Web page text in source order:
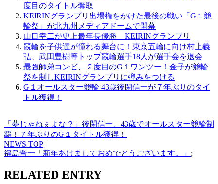
度目のタイトル奪取
KEIRINグランプリ出場権をかけた最後の戦い「G１競
輪祭」が北九州メディアドームで開幕
山口幸二が史上最年長優勝 KEIRINグランプリ
競輪を子供達が憧れる舞台に！東京五輪に向け村上義
弘、武田豊樹等トップ競輪選手18人が選手会を退会
最強師弟コンビ、２度目のG１ワンツー！金子が競輪
祭を制しKEIRINグランプリに弾みをつける
G１オールスター競輪 43歳後閑信一が７年ぶりのタイ
トル獲得！
「夢じゃねぇよな？」後閑信一、43歳でオールスター競輪制
覇！７年ぶりのG１タイトル獲得！
NEWS TOP
福島晋一「新年あけましておめでとうございます。」 ;
RELATED ENTRY